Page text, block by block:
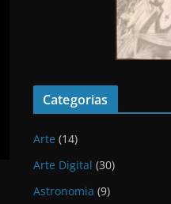
Categorias
Arte (14)
Arte Digital (30)
Astronomia (9)